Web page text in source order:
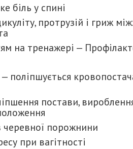
біль у спині
протрузій і гриж
на тренажері —
поліпшується
постави,
черевної порожнини
при вагітності